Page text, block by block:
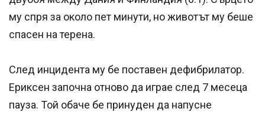
му спря за около пет минути, но животът му беше
спасен на терена.
След инцидента му бе поставен дефибрилатор.
Ериксен започна отново да играе след 7 месеца
пауза. Той обаче бе принуден да напусне